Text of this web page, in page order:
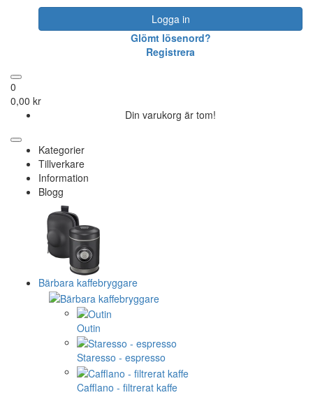
Logga in
Glömt lösenord?
Registrera
0
0,00 kr
Din varukorg är tom!
Kategorier
Tillverkare
Information
Blogg
Bärbara kaffebryggare
Outin
Staresso - espresso
Cafflano - filtrerat kaffe